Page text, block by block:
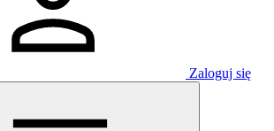
Zaloguj się